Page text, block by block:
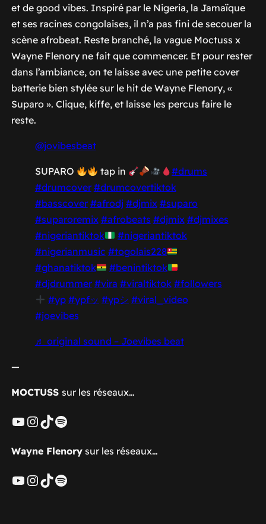
et de good vibes. Inspiré par le Nigeria, la Jamaïque
et ses racines congolaises, il n’a pas fini de secouer la
scène afrobeat. Reste branché, la vague Moctuss x
Wayne Flenory ne fait que commencer. Et pour rester
dans l’ambiance, on te laisse avec une petite cover
batterie bien stylée sur le hit de Wayne Flenory, «
Suparo ». Clique, kiffe, et laisse les percus faire le
reste.
@jovibesbeat
SUPARO tap in
#drums
#drumcover #drumcovertiktok
#basscover #afrodj #djmix #suparo
#suparoremix #afrobeats #djmix #djmixes
#nigeriantiktok
#nigeriantiktok
#nigerianmusic #togolais228
#ghanatiktok
#benintiktok
#djdrummer #vira #viraltiktok #followers
#yp #ypfッ #ypシ #viral_video
#joevibes
♬ original sound – Joevibes beat
—
MOCTUSS sur les réseaux…
YouTube
Instagram
TikTok
Spotify
Wayne Flenorysur les réseaux…
YouTube
Instagram
TikTok
Spotify